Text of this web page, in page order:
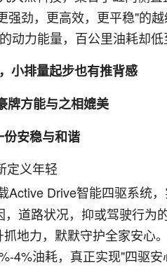
劲，更高效，更平稳"的
动力能量，百公里油耗却低
小排量起步也有推背感
牌方能与之相媲美
安稳与和谐
Active Drive智能四驱系统
道路状况，抑或驾驶行为
地力，默默守护全家安心
4%油耗，真正实现"四驱